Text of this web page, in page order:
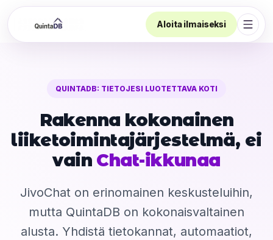
Aloita ilmaiseksi
Avaa
QUINTADB: TIETOJESI LUOTETTAVA KOTI
Rakenna kokonainen
liiketoimintajärjestelmä, ei
vain Chat-ikkunaa
JivoChat on erinomainen keskusteluihin,
mutta QuintaDB on kokonaisvaltainen
alusta. Yhdistä tietokannat, automaatiot,